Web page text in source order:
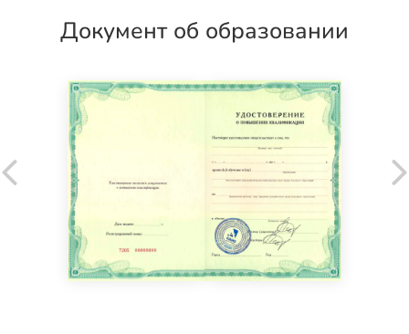
Документ об образовании